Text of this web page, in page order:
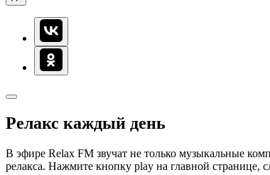
Релакс каждый день
В эфире Relax FM звучат не только музыкальные
релакса. Нажмите кнопку play на главной